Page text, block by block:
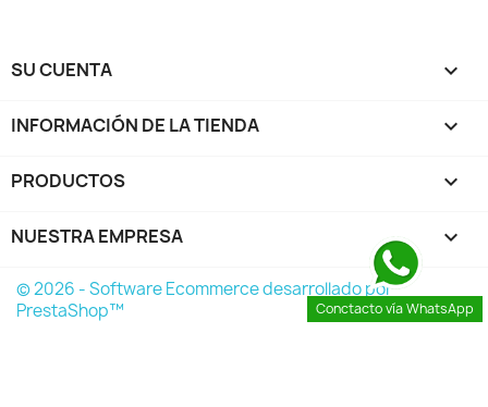
SU CUENTA 
INFORMACIÓN DE LA TIENDA keyboard_arrow_down
PRODUCTOS 
NUESTRA EMPRESA 
© 2026 - Software Ecommerce desarrollado por
PrestaShop™
Conctacto vía WhatsApp